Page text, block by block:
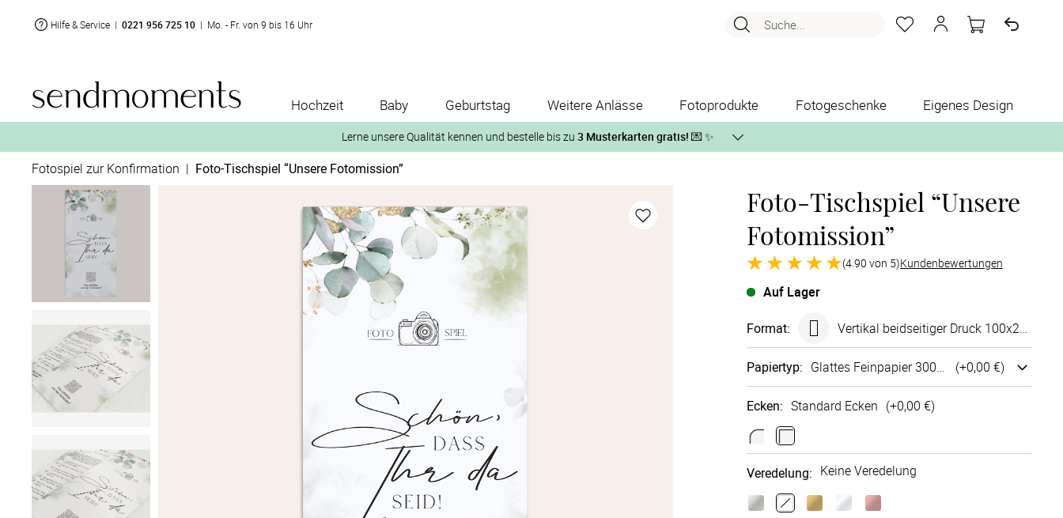
Hilfe & Service | 0221 956 725 10 | Mo. - Fr. von 9 bis 16 Uhr Suche...
Hochzeit Baby Geburtstag Weitere Anlässe Fotoprodukte Fotogeschenke Eigenes Design
Lerne unsere Qualität kennen und bestelle bis zu 3 Musterkarten gratis! 💌 ✨
1. Wähle bis zu 3 Kartendesigns
2. Aktiviere „kostenlose Musterkarte“ auf der jeweiligen Produktseite und lasse Dir die Karten kostenlos per Post zusenden.
Fotospiel zur Konfirmation | Foto-Tischspiel “Unsere Fotomission”
Foto-Tischspiel “Unsere
Fotomission”
(4.90 von 5)Kundenbewertungen
Auf Lager
Format: Vertikal beidseitiger Druck 100x210 mm
Papiertyp: Glattes Fein­papier 300g/m² (+0,00 €)
Glattes
Fein­papier
300g/m²
Bütten­
struktur
250g/m²
Sirio Pearl
Ecken: Standard Ecken (+0,00 €)
Veredelung: Keine Veredelung